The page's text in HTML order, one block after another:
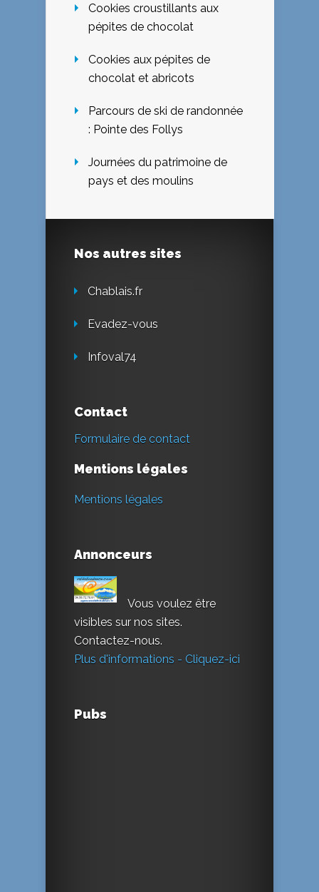
Cookies croustillants aux
pépites de chocolat
Cookies aux pépites de
chocolat et abricots
Parcours de ski de randonnée
: Pointe des Follys
Journées du patrimoine de
pays et des moulins
Nos autres sites
Chablais.fr
Evadez-vous
Infoval74
Contact
Formulaire de contact
Mentions légales
Mentions légales
Annonceurs
Vous voulez être
visibles sur nos sites.
Contactez-nous.
Plus d'informations - Cliquez-ici
Pubs